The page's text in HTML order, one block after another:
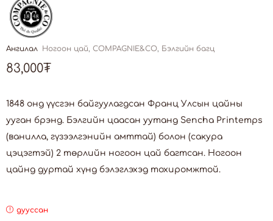
Ангилал Ногоон цай, COMPAGNIE&CO, Бэлгийн багц
83,000₮
1848 онд үүсгэн байгуулагдсан Франц Улсын цайны
ууган брэнд. Бэлгийн цаасан уутанд Sencha Printemps
(ванилла, гүзээлгэнийн амттай) болон (сакура
цэцэгтэй) 2 төрлийн ногоон цай багтсан. Ногоон
цайнд дуртай хүнд бэлэглэхэд тохиромжтой.
дууссан